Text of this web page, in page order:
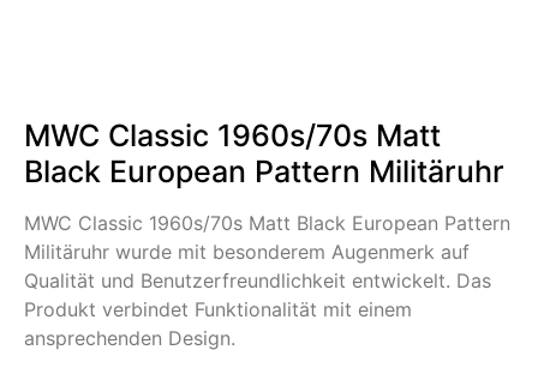
MWC Classic 1960s/70s Matt
Black European Pattern Militäruhr
MWC Classic 1960s/70s Matt Black European Pattern
Militäruhr wurde mit besonderem Augenmerk auf
Qualität und Benutzerfreundlichkeit entwickelt. Das
Produkt verbindet Funktionalität mit einem
ansprechenden Design.